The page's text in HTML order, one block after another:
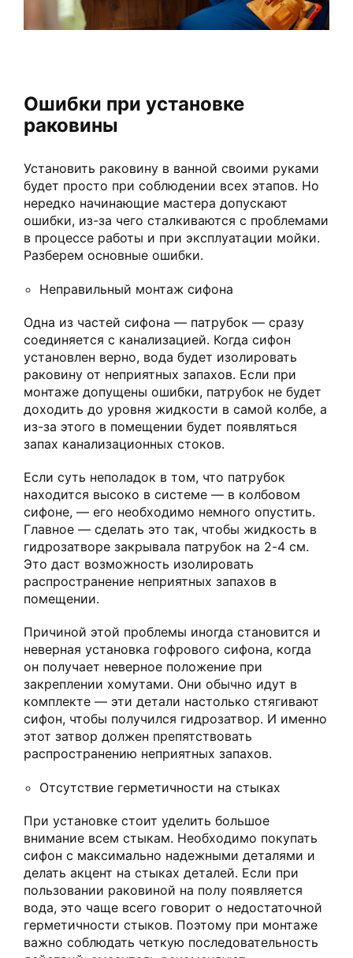
Ошибки при установке
раковины
Установить раковину в ванной своими руками
будет просто при соблюдении всех этапов. Но
нередко начинающие мастера допускают
ошибки, из-за чего сталкиваются с проблемами
в процессе работы и при эксплуатации мойки.
Разберем основные ошибки.
Неправильный монтаж сифона
Одна из частей сифона — патрубок — сразу
соединяется с канализацией. Когда сифон
установлен верно, вода будет изолировать
раковину от неприятных запахов. Если при
монтаже допущены ошибки, патрубок не будет
доходить до уровня жидкости в самой колбе, а
из-за этого в помещении будет появляться
запах канализационных стоков.
Если суть неполадок в том, что патрубок
находится высоко в системе — в колбовом
сифоне, — его необходимо немного опустить.
Главное — сделать это так, чтобы жидкость в
гидрозатворе закрывала патрубок на 2-4 см.
Это даст возможность изолировать
распространение неприятных запахов в
помещении.
Причиной этой проблемы иногда становится и
неверная установка гофрового сифона, когда
он получает неверное положение при
закреплении хомутами. Они обычно идут в
комплекте — эти детали настолько стягивают
сифон, чтобы получился гидрозатвор. И именно
этот затвор должен препятствовать
распространению неприятных запахов.
Отсутствие герметичности на стыках
При установке стоит уделить большое
внимание всем стыкам. Необходимо покупать
сифон с максимально надежными деталями и
делать акцент на стыках деталей. Если при
пользовании раковиной на полу появляется
вода, это чаще всего говорит о недостаточной
герметичности стыков. Поэтому при монтаже
важно соблюдать четкую последовательность